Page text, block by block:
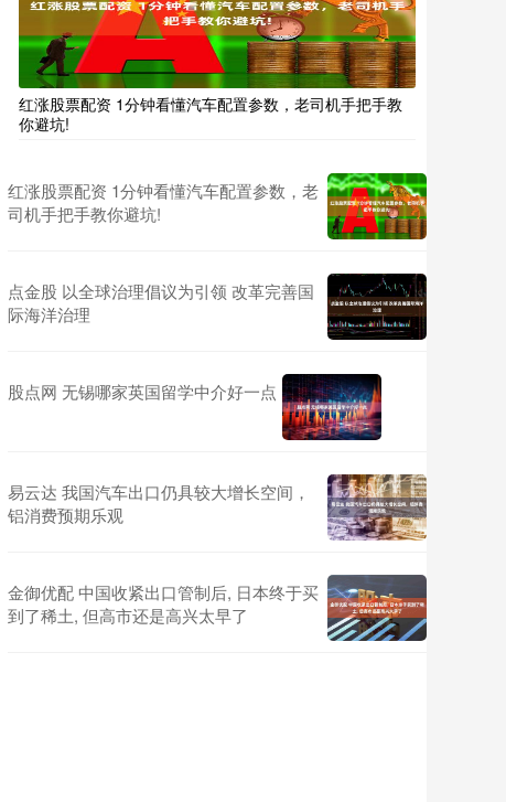
红涨股票配资 1分钟看懂汽车配置参数，老司机手把手教
你避坑!
红涨股票配资 1分钟看懂汽车配置参数，老
司机手把手教你避坑!
点金股 以全球治理倡议为引领 改革完善国
际海洋治理
股点网 无锡哪家英国留学中介好一点
易云达 我国汽车出口仍具较大增长空间，
铝消费预期乐观
金御优配 中国收紧出口管制后, 日本终于买
到了稀土, 但高市还是高兴太早了